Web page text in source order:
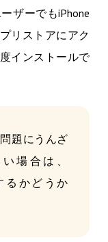
ザーでもiPhone
リストアにアク
インストールで
題にうんざ
場合は、
るかどうか